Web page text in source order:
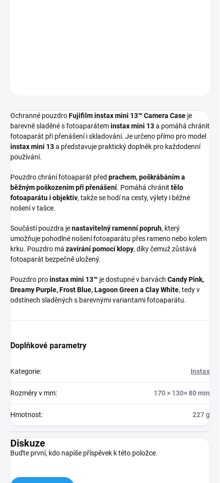
Ochranné pouzdroFujifilm instax mini 13™ Camera Case je
barevně sladěné s fotoaparáteminstax mini 13a pomáhá chránit
fotoaparát při přenášení i skladování. Je určeno přímo pro model
instax mini 13a představuje praktický doplněk pro každodenní
používání.
Pouzdro chrání fotoaparát před prachem, poškrábáním a
běžným poškozením při přenášení. Pomáhá chránit tělo
fotoaparátu i objektiv, takže se hodí na cesty, výlety i běžné
nošení v tašce.
Součástí pouzdra jenastavitelný ramenní popruh, který
umožňuje pohodlné nošení fotoaparátu přes rameno nebo kolem
krku. Pouzdro má zavírání pomocí klopy, díky čemuž zůstává
fotoaparát bezpečně uložený.
Pouzdro proinstax mini 13™ je dostupné v barvách Candy Pink,
Dreamy Purple, Frost Blue, Lagoon Green a Clay White, tedy v
odstínech sladěných s barevnými variantami fotoaparátu.
Doplňkové parametry
Kategorie: Instax
Rozměry v mm: 170 × 130× 80 mm
Hmotnost: 227 g
Diskuze
Buďte první, kdo napíše příspěvek k této položce.